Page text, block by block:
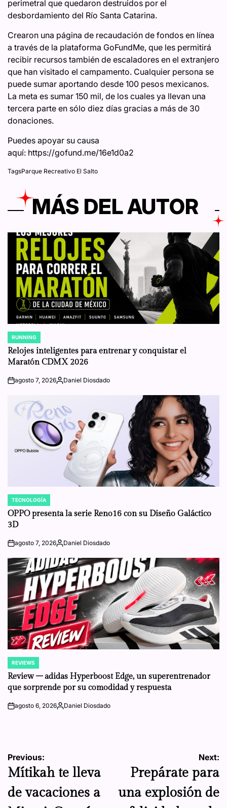
perimetral que quedaron destruidos por el
desbordamiento del Río Santa Catarina.
Crearon una página de recaudación de fondos en línea
a través de la plataforma GoFundMe, que les permitirá
recibir recursos también de escaladores en el extranjero
que han visitado el campamento. Cualquier persona se
puede sumar aportando desde 100 pesos mexicanos.
La meta es sumar 150 mil, de los cuales ya llevan una
tercera parte en sólo diez días gracias a más de 30
donaciones.
Puedes apoyar su causa
aquí: https://gofund.me/16e1d0a2
TagsParque Recreativo El Salto
MÁS DEL AUTOR
POSTED
IN
RUNNING
Relojes inteligentes para entrenar y conquistar el
Maratón CDMX 2026
onagosto 7, 2026Posted
Daniel Diosdado
POSTED
IN
TECNOLOGÍA
OPPO presenta la serie Reno16 con su Diseño Galáctico
3D
onagosto 7, 2026Posted
Daniel Diosdado
POSTED
IN
REVIEWS
Review – adidas Hyperboost Edge, un superentrenador
que sorprende por su comodidad y respuesta
onagosto 6, 2026Posted
Daniel Diosdado
Navegación
de
entradas
Previous:
Mítikah te lleva
de vacaciones a
Next:
Prepárate para
una explosión de